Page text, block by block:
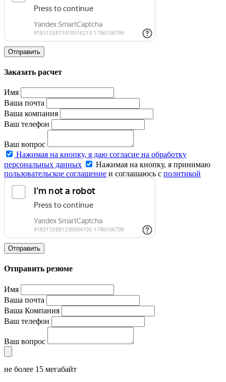
Отправить
Заказать расчет
Имя
Ваша почта
Ваша компания
Ваш телефон
Ваш вопрос
Нажимая на кнопку, я даю согласие на обработку
персональных данных
Нажимая на кнопку, я принимаю
пользовательское соглашение и соглашаюсь с политикой
конфиденциальности
Отправить
Отправить резюме
Имя
Ваша почта
Ваша Компания
Ваш телефон
Ваш вопрос
не более 15 мегабайт